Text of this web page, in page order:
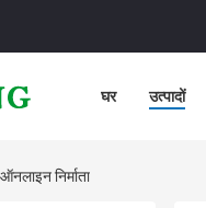
घर उत्पादों
निर्माता